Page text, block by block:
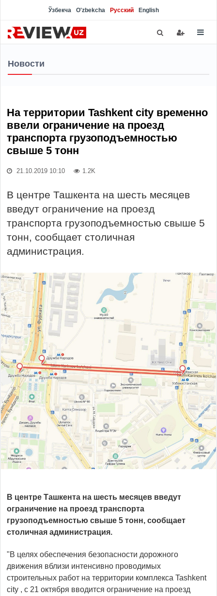
Ўзбекча O'zbekcha Русский English
Новости
На территории Tashkent city временно
ввели ограничение на проезд
транспорта грузоподъемностью
свыше 5 тонн
21.10.2019 10:10 1.2K
В центре Ташкента на шесть месяцев
введут ограничение на проезд
транспорта грузоподъемностью свыше 5
тонн, сообщает столичная
администрация.
В центре Ташкента на шесть месяцев введут
ограничение на проезд транспорта
грузоподъемностью свыше 5 тонн, сообщает
столичная администрация.
"В целях обеспечения безопасности дорожного
движения вблизи интенсивно проводимых
строительных работ на территории комплекса Tashkent
city , с 21 октября вводится ограничение на проезд